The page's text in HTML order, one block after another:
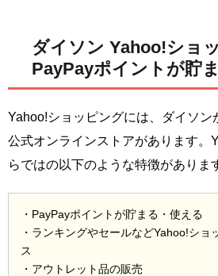
ダイソン Yahoo!ショ
PayPayポイントが貯
Yahoo!ショッピングには、ダイソン
公式オンラインストアがあります。
らではの以下のような特徴がありま
・PayPayポイントが貯まる・使える
・ランキングやセールなどYahoo!ショ
ス
・アウトレット品の販売